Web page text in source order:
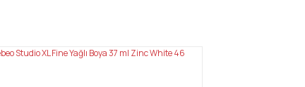
iletebilirsiniz.